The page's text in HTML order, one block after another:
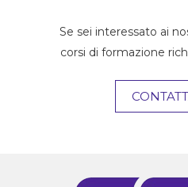
Se sei interessato ai
corsi di formazione